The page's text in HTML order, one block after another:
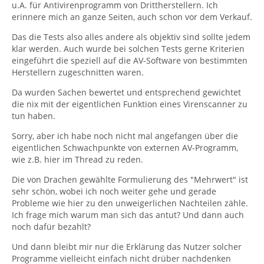
u.A. für Antivirenprogramm von Drittherstellern. Ich
erinnere mich an ganze Seiten, auch schon vor dem Verkauf.
Das die Tests also alles andere als objektiv sind sollte jedem
klar werden. Auch wurde bei solchen Tests gerne Kriterien
eingeführt die speziell auf die AV-Software von bestimmten
Herstellern zugeschnitten waren.
Da wurden Sachen bewertet und entsprechend gewichtet
die nix mit der eigentlichen Funktion eines Virenscanner zu
tun haben.
Sorry, aber ich habe noch nicht mal angefangen über die
eigentlichen Schwachpunkte von externen AV-Programm,
wie z.B. hier im Thread zu reden.
Die von Drachen gewählte Formulierung des "Mehrwert" ist
sehr schön, wobei ich noch weiter gehe und gerade
Probleme wie hier zu den unweigerlichen Nachteilen zähle.
Ich frage mich warum man sich das antut? Und dann auch
noch dafür bezahlt?
Und dann bleibt mir nur die Erklärung das Nutzer solcher
Programme vielleicht einfach nicht drüber nachdenken